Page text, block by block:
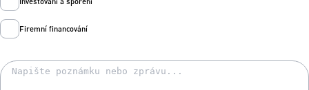
Firemní financování